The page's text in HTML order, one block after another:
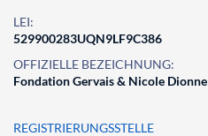
LEI:
529900283UQN9LF9C386
OFFIZIELLE BEZEICHNUNG:
Fondation Gervais & Nicole Dionne
REGISTRIERUNGSSTELLE